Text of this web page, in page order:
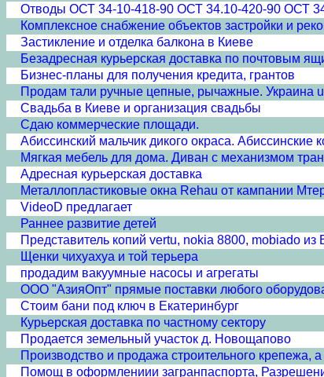
Отводы ОСТ 34-10-418-90 ОСТ 34.10-420-90 ОСТ
Комплексное снабжение объектов застройки и
Застикление и отделка балкона в Киеве
Безадресная курьерская доставка по почтовым
Бизнес-планы для получения кредита, грантов
Продам тали ручные цепные, рычажные. Украина
Свадьба в Киеве и организация свадьбы
Сдаю коммерческие площади.
Абиссинский мальчик дикого окраса.
Мягкая мебель для дома. Диван с механизмом
Адресная курьерская доставка
Металлопластиковые окна Rehau от кампании
VideoD предлагает
Раннее развитие детей
Представитель копий vertu, nokia 8800, mobiado из
Щенки чихуахуа и той терьера
продадим вакуумные насосы и агрегаты
ООО "АзияОпт" прямые поставки любого
Стоим бани под ключ в Екатеринбург
Курьерская доставка по частному сектору
Продается земельный участок д. Новощапово
Производство и продажа строительного
Помощ в оформлениии загранпаспорта,